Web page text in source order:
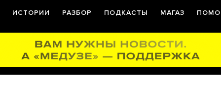
ИСТОРИИ РАЗБОР ПОДКАСТЫ МАГАЗ